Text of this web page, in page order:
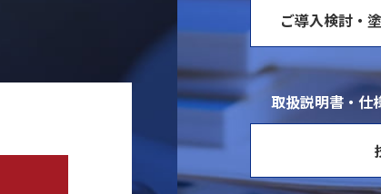
ご導入検討・
取扱説明書・仕